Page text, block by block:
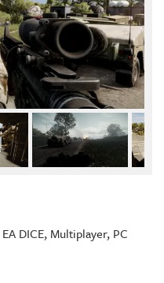
EA DICE, Multiplayer, PC